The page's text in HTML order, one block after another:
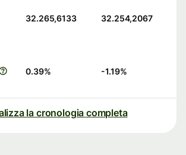
32.265,6133 32.254,2067
0.39% -1.19%
la cronologia completa